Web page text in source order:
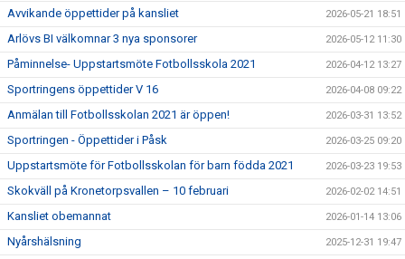
Avvikande öppettider på kansliet 2026-05-21 18:51
Arlövs BI välkomnar 3 nya sponsorer 2026-05-12 11:30
Påminnelse- Uppstartsmöte Fotbollsskola 2021 2026-04-12 13:27
Sportringens öppettider V 16 2026-04-08 09:22
Anmälan till Fotbollsskolan 2021 är öppen! 2026-03-31 13:52
Sportringen - Öppettider i Påsk 2026-03-25 09:20
Uppstartsmöte för Fotbollsskolan för barn födda 2021 2026-03-23 19:53
Skokväll på Kronetorpsvallen – 10 februari 2026-02-02 14:51
Kansliet obemannat 2026-01-14 13:06
Nyårshälsning 2025-12-31 19:47